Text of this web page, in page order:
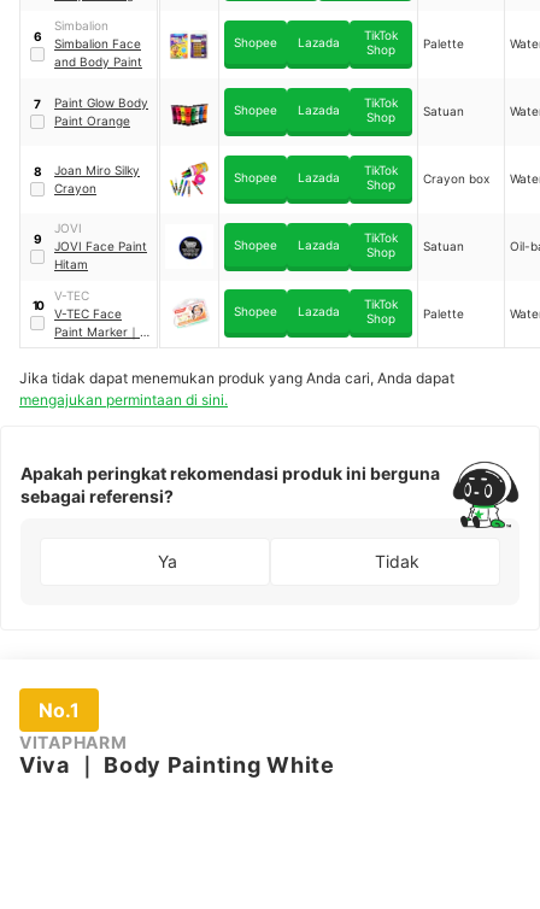
6
Simbalion
Simbalion Face
and Body Paint
Shopee Lazada
TikTok
Shop
Palette
7
Paint Glow Body
Paint Orange
Shopee Lazada
TikTok
Shop
Satuan
8
Joan Miro Silky
Crayon
Shopee Lazada
TikTok
Shop
Crayon box
9
JOVI
JOVI Face Paint
Hitam
Shopee Lazada
TikTok
Shop
Satuan Oil-
10
V-TEC
V-TEC Face
Paint Marker ｜
FPM 0367B
Shopee Lazada
TikTok
Shop
Palette
Jika tidak dapat menemukan produk yang Anda cari, Anda dapat
mengajukan permintaan di sini.
Apakah peringkat rekomendasi produk ini berguna
sebagai referensi?
Ya Tidak
No.1
VITAPHARM
Viva ｜ Body Painting White